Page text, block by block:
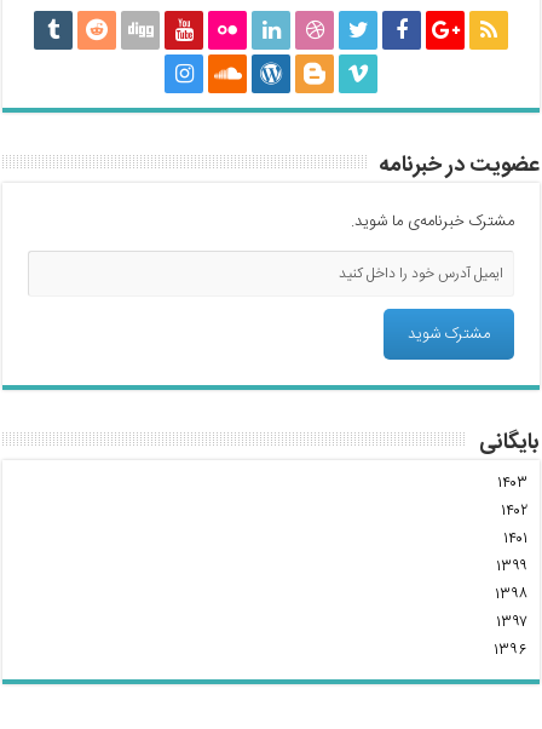
عضویت در خبرنامه
مشترک خبرنامه‌ی ما شوید.
بایگانی
۱۴۰۳
۱۴۰۲
۱۴۰۱
۱۳۹۹
۱۳۹۸
۱۳۹۷
۱۳۹۶